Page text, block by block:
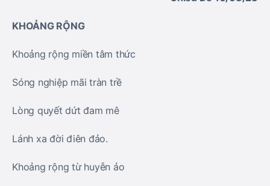
KHOẢNG RỘNG
Khoảng rộng miền tâm thức
Sóng nghiệp mãi tràn trề
Lòng quyết dứt đam mê
Lánh xa đời điên đảo.
Khoảng rộng từ huyễn ảo